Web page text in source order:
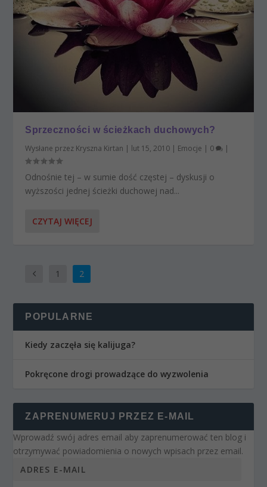
Sprzeczności w ścieżkach duchowych?
Wysłane przez Kryszna Kirtan | lut 15, 2010 | Emocje | 0 |
Odnośnie tej – w sumie dość częstej – dyskusji o
wyższości jednej ścieżki duchowej nad...
CZYTAJ WIĘCEJ
1 2
POPULARNE
Kiedy zaczęła się kalijuga?
Pokręcone drogi prowadzące do wyzwolenia
ZAPRENUMERUJ PRZEZ E-MAIL
Wprowadź swój adres email aby zaprenumerować ten blog i
otrzymywać powiadomienia o nowych wpisach przez email.